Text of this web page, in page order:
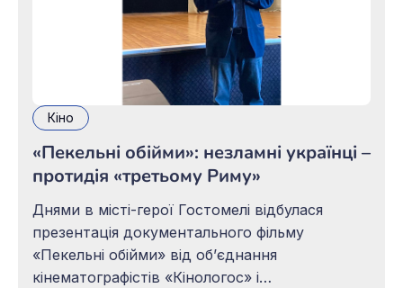
Кіно
«Пекельні обійми»: незламні українці –
протидія «третьому Риму»
Днями в місті-герої Гостомелі відбулася
презентація документального фільму
«Пекельні обійми» від об’єднання
кінематографістів «Кінологос» і